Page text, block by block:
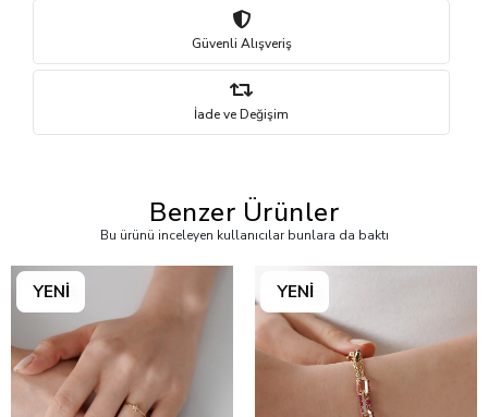
Güvenli Alışveriş
İade ve Değişim
Benzer Ürünler
Bu ürünü inceleyen kullanıcılar bunlara da baktı